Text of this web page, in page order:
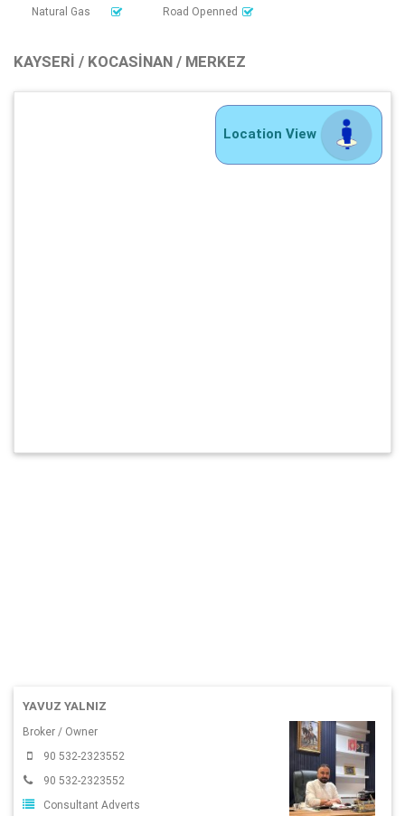
Natural Gas Road Openned
KAYSERI / KOCASINAN / MERKEZ
Location View
YAVUZ YALNIZ
Broker / Owner
90 532-2323552
90 532-2323552
Consultant Adverts